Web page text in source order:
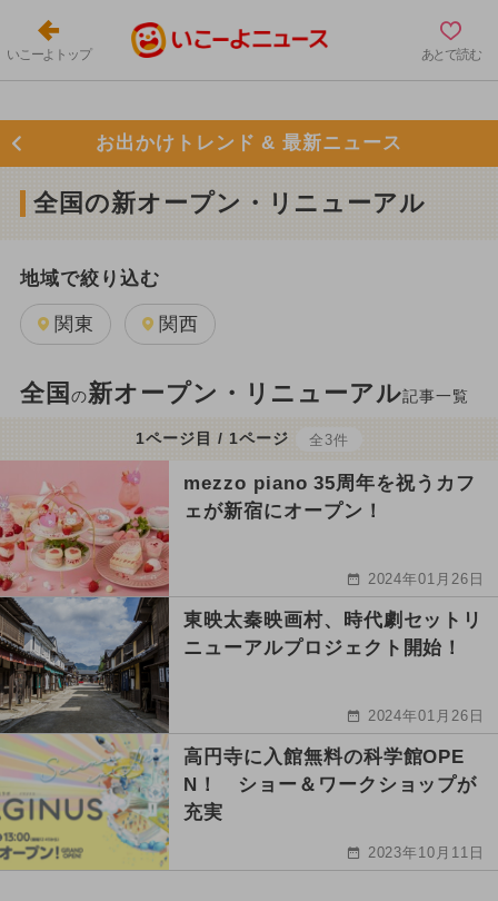
いこーよトップ あとで読む
お出かけトレンド & 最新ニュース
全国の新オープン・リニューアル
地域で絞り込む
関東 関西
全国 の新オープン・リニューアル記事一覧
1ページ目 / 1ページ 全3件
mezzo piano 35周年を祝うカフ
ェが新宿にオープン！
2024年01月26日
東映太秦映画村、時代劇セットリ
ニューアルプロジェクト開始！
2024年01月26日
高円寺に入館無料の科学館OPE
N！ ショー＆ワークショップが
充実
2023年10月11日